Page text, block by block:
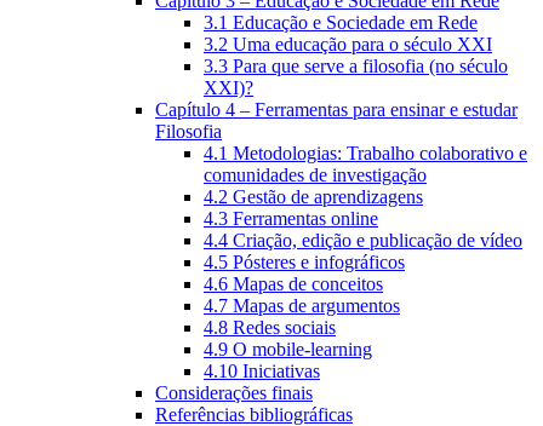
3.1 Educação e Sociedade em Rede
3.2 Uma educação para o século XXI
3.3 Para que serve a filosofia (no século
XXI)?
Capítulo 4 – Ferramentas para ensinar e estudar
Filosofia
4.1 Metodologias: Trabalho colaborativo e
comunidades de investigação
4.2 Gestão de aprendizagens
4.3 Ferramentas online
4.4 Criação, edição e publicação de vídeo
4.5 Pósteres e infográficos
4.6 Mapas de conceitos
4.7 Mapas de argumentos
4.8 Redes sociais
4.9 O mobile-learning
4.10 Iniciativas
Considerações finais
Referências bibliográficas